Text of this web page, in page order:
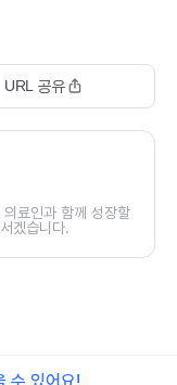
URL 공유
료인과 함께 성장할
겠습니다.